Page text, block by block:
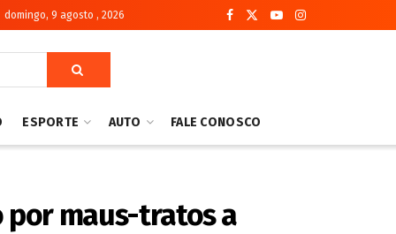
domingo, 9 agosto , 2026
ESPORTE AUTO FALE CONOSCO
por maus-tratos a